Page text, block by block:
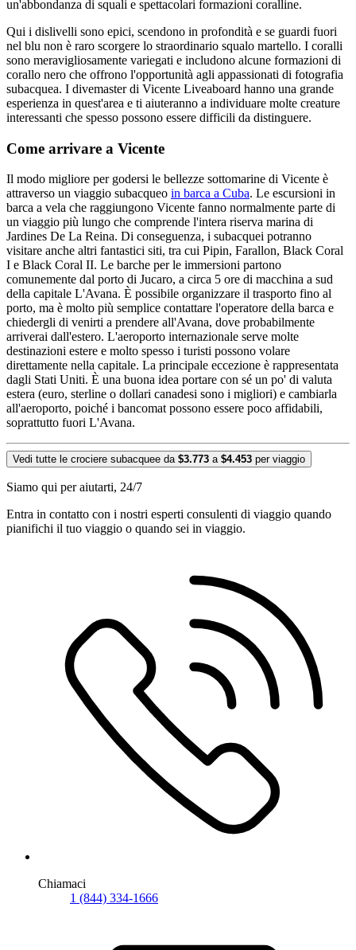
un'abbondanza di squali e spettacolari formazioni coralline.
Qui i dislivelli sono epici, scendono in profondità e se guardi fuori
nel blu non è raro scorgere lo straordinario squalo martello. I coralli
sono meravigliosamente variegati e includono alcune formazioni di
corallo nero che offrono l'opportunità agli appassionati di fotografia
subacquea. I divemaster di Vicente Liveaboard hanno una grande
esperienza in quest'area e ti aiuteranno a individuare molte creature
interessanti che spesso possono essere difficili da distinguere.
Come arrivare a Vicente
Il modo migliore per godersi le bellezze sottomarine di Vicente è
attraverso un viaggio subacqueo in barca a Cuba. Le escursioni in
barca a vela che raggiungono Vicente fanno normalmente parte di
un viaggio più lungo che comprende l'intera riserva marina di
Jardines De La Reina. Di conseguenza, i subacquei potranno
visitare anche altri fantastici siti, tra cui Pipin, Farallon, Black Coral
I e Black Coral II. Le barche per le immersioni partono
comunemente dal porto di Jucaro, a circa 5 ore di macchina a sud
della capitale L'Avana. È possibile organizzare il trasporto fino al
porto, ma è molto più semplice contattare l'operatore della barca e
chiedergli di venirti a prendere all'Avana, dove probabilmente
arriverai dall'estero. L'aeroporto internazionale serve molte
destinazioni estere e molto spesso i turisti possono volare
direttamente nella capitale. La principale eccezione è rappresentata
dagli Stati Uniti. È una buona idea portare con sé un po' di valuta
estera (euro, sterline o dollari canadesi sono i migliori) e cambiarla
all'aeroporto, poiché i bancomat possono essere poco affidabili,
soprattutto fuori L'Avana.
Vedi tutte le crociere subacquee da $3.773 a $4.453 per viaggio
Siamo qui per aiutarti, 24/7
Entra in contatto con i nostri esperti consulenti di viaggio quando
pianifichi il tuo viaggio o quando sei in viaggio.
Chiamaci
1 (844) 334-1666